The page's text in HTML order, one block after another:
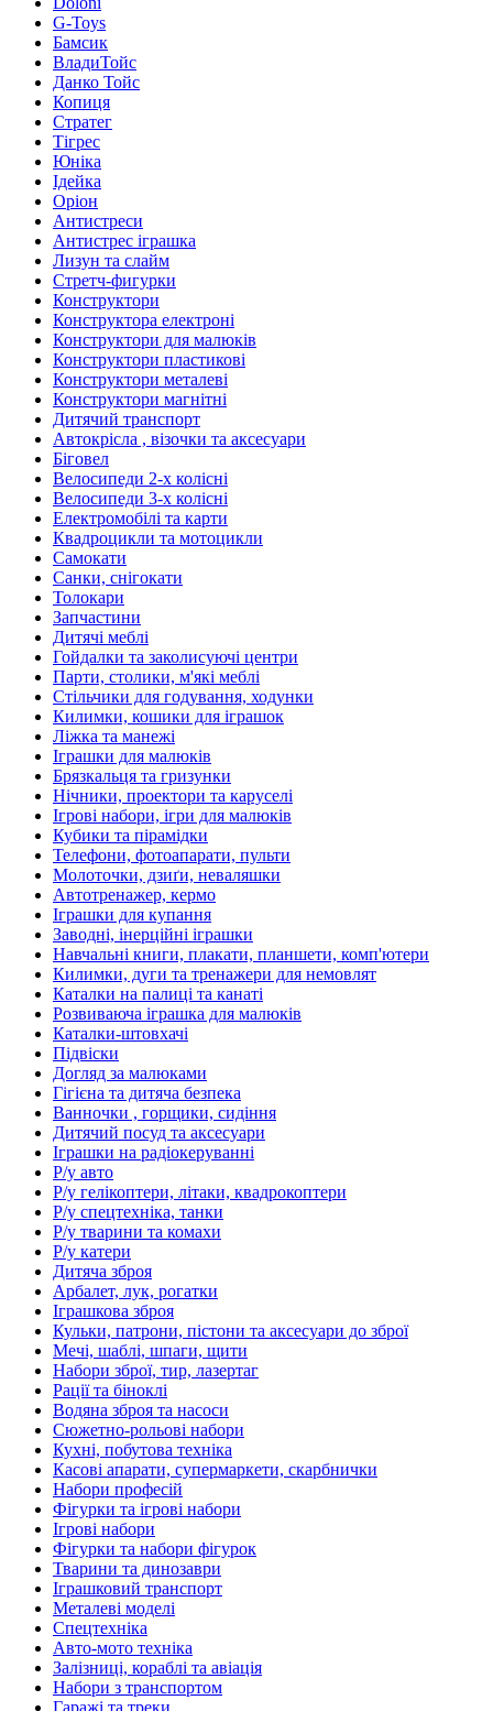
G-Toys
Бамсик
ВладиТойс
Данко Тойс
Копиця
Стратег
Тігрес
Юніка
Ідейка
Оріон
Антистреси
Антистрес іграшка
Лизун та слайм
Стретч-фигурки
Конструктори
Конструктора електроні
Конструктори для малюків
Конструктори пластикові
Конструктори металеві
Конструктори магнітні
Дитячий транспорт
Автокрісла , візочки та аксесуари
Біговел
Велосипеди 2-х колісні
Велосипеди 3-х колісні
Електромобілі та карти
Квадроцикли та мотоцикли
Самокати
Санки, снігокати
Толокари
Запчастини
Дитячі меблі
Гойдалки та заколисуючі центри
Парти, столики, м'які меблі
Стільчики для годування, ходунки
Килимки, кошики для іграшок
Ліжка та манежі
Іграшки для малюків
Брязкальця та гризунки
Нічники, проектори та каруселі
Ігрові набори, ігри для малюків
Кубики та пірамідки
Телефони, фотоапарати, пульти
Молоточки, дзиґи, неваляшки
Автотренажер, кермо
Іграшки для купання
Заводні, інерційні іграшки
Навчальні книги, плакати, планшети, комп'ютери
Килимки, дуги та тренажери для немовлят
Каталки на палиці та канаті
Розвиваюча іграшка для малюків
Каталки-штовхачі
Підвіски
Догляд за малюками
Гігієна та дитяча безпека
Ванночки , горщики, сидіння
Дитячий посуд та аксесуари
Іграшки на радіокеруванні
Р/у авто
Р/у гелікоптери, літаки, квадрокоптери
Р/у спецтехніка, танки
Р/у тварини та комахи
Р/у катери
Дитяча зброя
Арбалет, лук, рогатки
Іграшкова зброя
Кульки, патрони, пістони та аксесуари до зброї
Мечі, шаблі, шпаги, щити
Набори зброї, тир, лазертаг
Рації та біноклі
Водяна зброя та насоси
Сюжетно-рольові набори
Кухні, побутова техніка
Касові апарати, супермаркети, скарбнички
Набори професій
Фігурки та ігрові набори
Ігрові набори
Фігурки та набори фігурок
Тварини та динозаври
Іграшковий транспорт
Металеві моделі
Спецтехніка
Авто-мото техніка
Залізниці, кораблі та авіація
Набори з транспортом
Гаражі та треки